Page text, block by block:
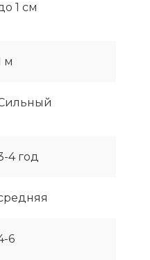
1 см
м
4 год
6